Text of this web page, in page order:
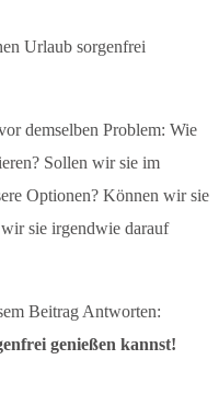
Urlaub sorgenfrei
demselben Problem: Wie
Sollen wir sie im
Optionen? Können wir sie
sie irgendwie darauf
Beitrag Antworten:
genießen kannst!